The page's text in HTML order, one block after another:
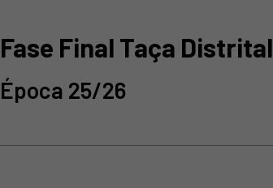
Fase Final Taça Distrital
Época 25/26